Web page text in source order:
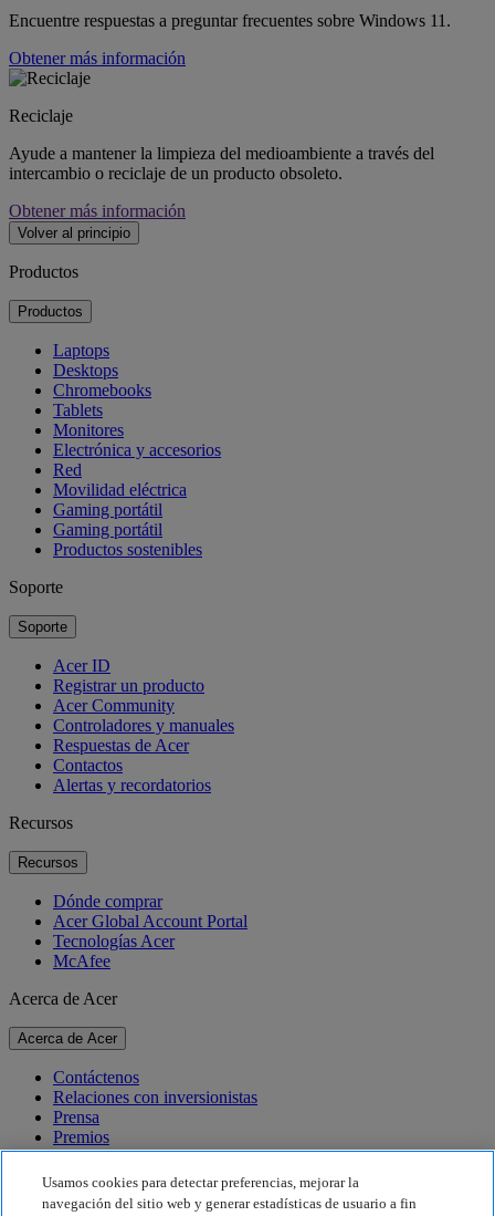
Encuentre respuestas a preguntar frecuentes sobre Windows 11.
Obtener más información
Reciclaje
Ayude a mantener la limpieza del medioambiente a través del
intercambio o reciclaje de un producto obsoleto.
Obtener más información
Volver al principio
Productos
Productos
Laptops
Desktops
Chromebooks
Tablets
Monitores
Electrónica y accesorios
Red
Movilidad eléctrica
Gaming portátil
Gaming portátil
Productos sostenibles
Soporte
Soporte
Acer ID
Registrar un producto
Acer Community
Controladores y manuales
Respuestas de Acer
Contactos
Alertas y recordatorios
Recursos
Recursos
Dónde comprar
Acer Global Account Portal
Tecnologías Acer
McAfee
Acerca de Acer
Acerca de Acer
Contáctenos
Relaciones con inversionistas
Prensa
Premios
Eventos
Sostenibilidad
Usamos cookies para detectar preferencias, mejorar la
navegación del sitio web y generar estadísticas de usuario a fin